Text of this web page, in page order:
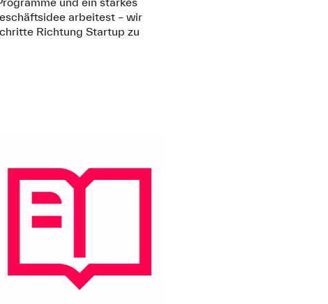
arbeitest – wir
Richtung Startup zu